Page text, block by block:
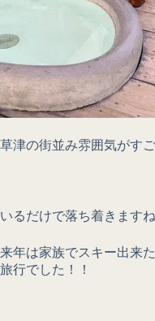
草津の街並み雰囲気がす
いるだけで落ち着きます
来年は家族でスキー出来
旅行でした！！